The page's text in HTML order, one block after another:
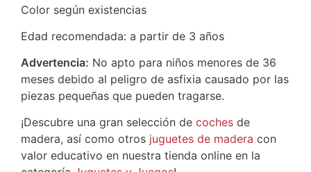
Color según existencias
Edad recomendada: a partir de 3 años
Advertencia: No apto para niños menores de 36
meses debido al peligro de asfixia causado por las
piezas pequeñas que pueden tragarse.
¡Descubre una gran selección de coches de
madera, así como otros juguetes de madera con
valor educativo en nuestra tienda online en la